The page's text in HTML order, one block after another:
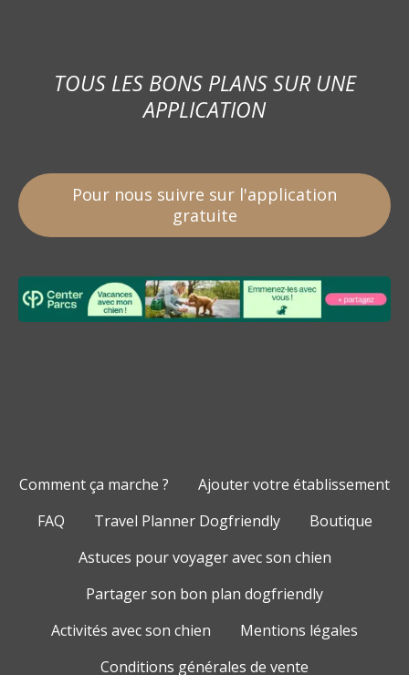
TOUS LES BONS PLANS SUR UNE
APPLICATION
Pour nous suivre sur l'application
gratuite
Comment ça marche ?
Ajouter votre établissement
FAQ
Travel Planner Dogfriendly
Boutique
Astuces pour voyager avec son chien
Partager son bon plan dogfriendly
Activités avec son chien
Mentions légales
Conditions générales de vente